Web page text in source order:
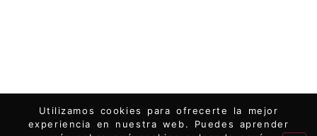
Utilizamos cookies para ofrecerte la mejor
experiencia en nuestra web. Puedes aprender